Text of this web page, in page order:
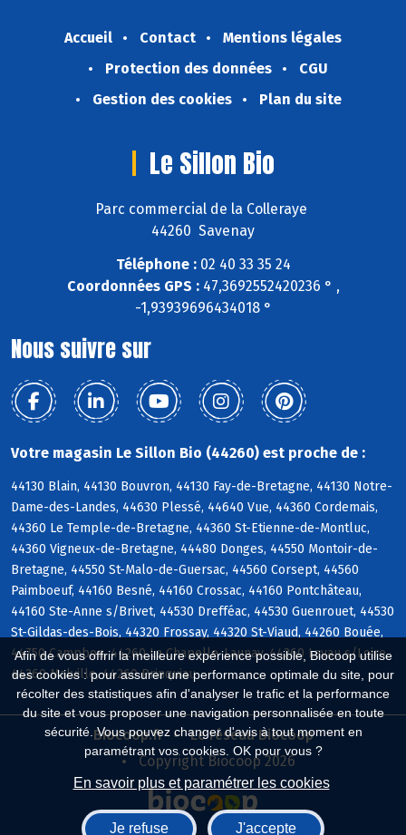
Afin de vous offrir la meilleure expérience possible, Biocoop utilise
des cookies : pour assurer une performance optimale du site, pour
récolter des statistiques afin d'analyser le trafic et la performance
du site et vous proposer une navigation personnalisée en toute
sécurité. Vous pouvez changer d'avis à tout moment en
paramétrant vos cookies. OK pour vous ?
En savoir plus et paramétrer les cookies
Je refuse J'accepte
Accueil Contact
Mentions légales
Protection des données
CGU
Gestion des cookies
Plan du site
Le Sillon Bio
Parc commercial de la Colleraye
44260 Savenay
Téléphone :02 40 33 35 24
Coordonnées GPS :47,3692552420236 ° ,
-1,93939696434018 °
Nous suivre sur
Votre magasin Le Sillon Bio (44260) est proche de :
44130 Blain, 44130 Bouvron, 44130 Fay-de-Bretagne, 44130 Notre-
Dame-des-Landes, 44630 Plessé, 44640 Vue, 44360 Cordemais,
44360 Le Temple-de-Bretagne, 44360 St-Etienne-de-Montluc,
44360 Vigneux-de-Bretagne, 44480 Donges, 44550 Montoir-de-
Bretagne, 44550 St-Malo-de-Guersac, 44560 Corsept, 44560
Paimboeuf, 44160 Besné, 44160 Crossac, 44160 Pontchâteau,
44160 Ste-Anne s/Brivet, 44530 Drefféac, 44530 Guenrouet, 44530
St-Gildas-des-Bois, 44320 Frossay, 44320 St-Viaud, 44260 Bouée,
44750 Campbon, 44260 La Chapelle-Launay, 44260 Lavau s/Loire,
44260 Malville, 44260 Prinquiau
Biocoop.fr
Le réseau Biocoop
Copyright Biocoop 2026